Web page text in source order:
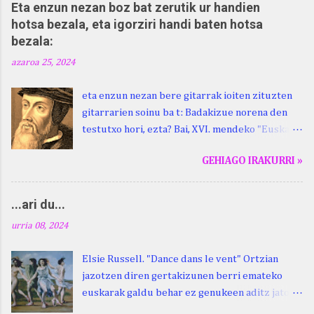
Eta enzun nezan boz bat zerutik ur handien
hotsa bezala, eta igorziri handi baten hotsa
bezala:
azaroa 25, 2024
eta enzun nezan bere gitarrak ioiten zituzten
gitarrarien soinu ba t: Badakizue norena den
testutxo hori, ezta? Bai, XVI. mendeko "Euskara
justuri...) hitza berari ikasi genion aspaldixe.
Kontua da, beraren sorterrian, Beskoizen,
egun" izeneko omenaldia antolatu dute. Hauxe
duzue Kristinari Henri Duhauk "igortziritako"
programa: - 15.00 Ongi etorria (herriko
GEHIAGO IRAKURRI »
...ari du...
urria 08, 2024
Elsie Russell. "Dance dans le vent" Ortzian
jazotzen diren gertakizunen berri emateko
euskarak galdu behar ez genukeen aditz jator